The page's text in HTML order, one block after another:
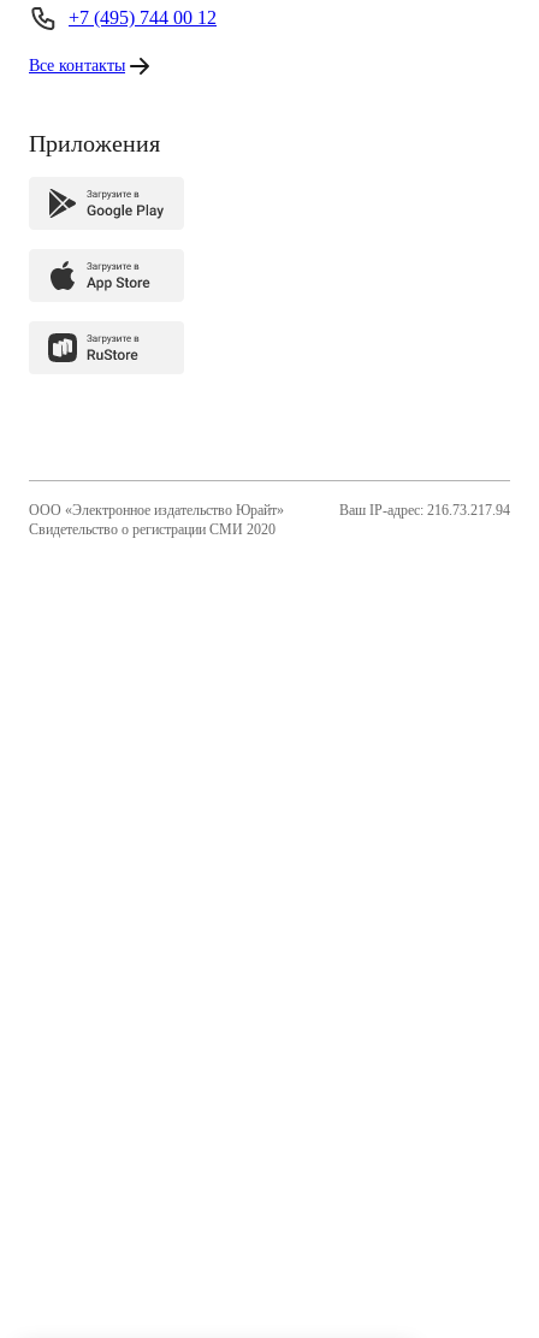
+7 (495) 744 00 12
Все контакты
Приложения
ООО «Электронное издательство Юрайт»
Свидетельство о регистрации СМИ 2020
Ваш IP-адрес: 216.73.217.94